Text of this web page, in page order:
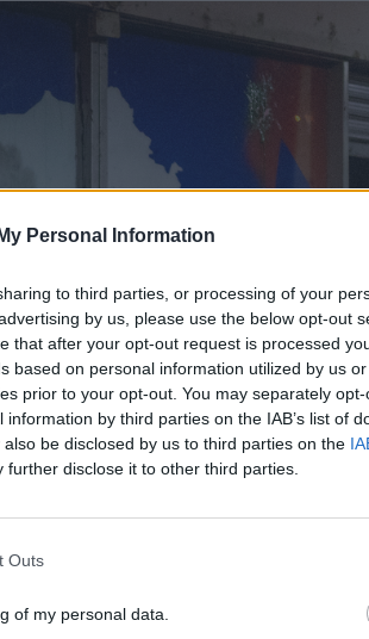
Personal Information
to third parties, or processing of your
by us, please use the below opt-out
that after your opt-out request is processed
based on personal information utilized by us
prior to your opt-out. You may separately
by third parties on the IAB’s list of
be disclosed by us to third parties on the
further disclose it to other third parties.
Outs
of my personal data.σταθμού, η οποία στοίχισε